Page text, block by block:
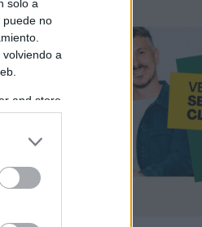
solo a
puede no
a
and store
grant or